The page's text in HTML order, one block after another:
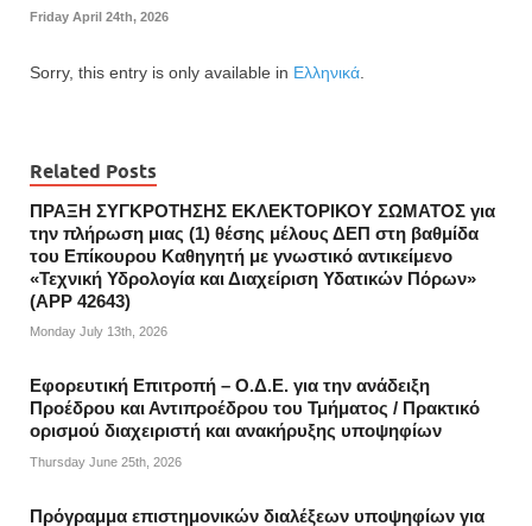
Friday April 24th, 2026
Sorry, this entry is only available in Ελληνικά
Related Posts
ΠΡΑΞΗ ΣΥΓΚΡΟΤΗΣΗΣ ΕΚΛΕΚΤΟΡΙΚΟΥ ΣΩΜΑΤΟΣ για
την πλήρωση μιας (1) θέσης μέλους ΔΕΠ στη βαθμίδα
του Επίκουρου Καθηγητή με γνωστικό αντικείμενο
«Τεχνική Υδρολογία και Διαχείριση Υδατικών Πόρων»
(APP 42643)
Monday July 13th, 2026
Εφορευτική Επιτροπή – Ο.Δ.Ε. για την ανάδειξη
Προέδρου και Αντιπροέδρου του Τμήματος / Πρακτικό
ορισμού διαχειριστή και ανακήρυξης υποψηφίων
Thursday June 25th, 2026
Πρόγραμμα επιστημονικών διαλέξεων υποψηφίων για